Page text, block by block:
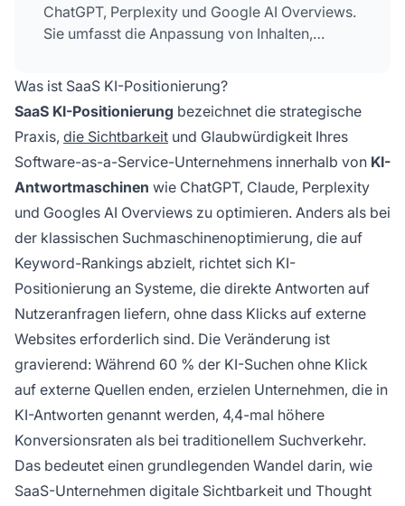
ChatGPT, Perplexity und Google AI Overviews.
Sie umfasst die Anpassung von Inhalten,
SaaS-Unternehmen bei technologiebezogenen
Anfragen von KI-Systemen prominent
erscheinen und so Entscheidungsträger
erreichen, die auf KI für Software-
Empfehlungen und Einblicke setzen.
Was ist SaaS KI-Positionierung?
SaaS KI-Positionierung bezeichnet die strategische
Praxis, die Sichtbarkeit und Glaubwürdigkeit Ihres
Software-as-a-Service-Unternehmens innerhalb von KI-
Antwortmaschinen wie ChatGPT, Claude, Perplexity
und Googles AI Overviews zu optimieren. Anders als bei
der klassischen Suchmaschinenoptimierung, die auf
Keyword-Rankings abzielt, richtet sich KI-
Positionierung an Systeme, die direkte Antworten auf
Nutzeranfragen liefern, ohne dass Klicks auf externe
Websites erforderlich sind. Die Veränderung ist
gravierend: Während 60 % der KI-Suchen ohne Klick
auf externe Quellen enden, erzielen Unternehmen, die in
KI-Antworten genannt werden, 4,4-mal höhere
Konversionsraten als bei traditionellem Suchverkehr.
Das bedeutet einen grundlegenden Wandel darin, wie
SaaS-Unternehmen digitale Sichtbarkeit und Thought